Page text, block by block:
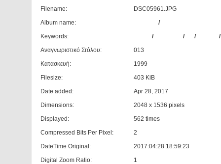
Filename:
DSC05961.JPG
Album name:
/
Keywords:
/ / /
Αναγνωριστικό Στόλου:
013
Κατασκευή:
1999
Filesize:
403 KiB
Date added:
Apr 28, 2017
Dimensions:
2048 x 1536 pixels
Displayed:
562 times
Compressed Bits Per Pixel:
2
DateTime Original:
2017:04:28 18:59:23
Digital Zoom Ratio:
1